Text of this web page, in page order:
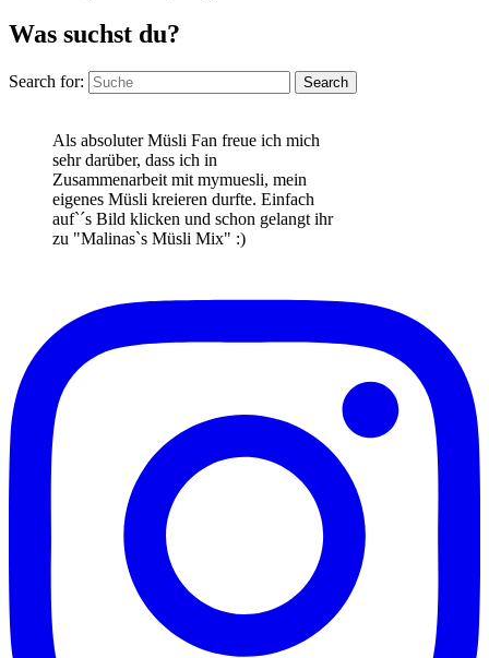
Was suchst du?
Search for: Search
Als absoluter Müsli Fan freue ich mich
sehr darüber, dass ich in
Zusammenarbeit mit mymuesli, mein
eigenes Müsli kreieren durfte. Einfach
auf`´s Bild klicken und schon gelangt ihr
zu "Malinas`s Müsli Mix" :)